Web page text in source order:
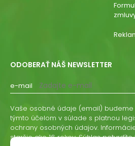
ODOBERAŤ NÁŠ NEWSLETTER
e-mail
Vaše osobné údaje (email)
týmto účelom v súlade s platnou
ochrany osobných údajov.
staršie ako 16 rokov. Súhlas